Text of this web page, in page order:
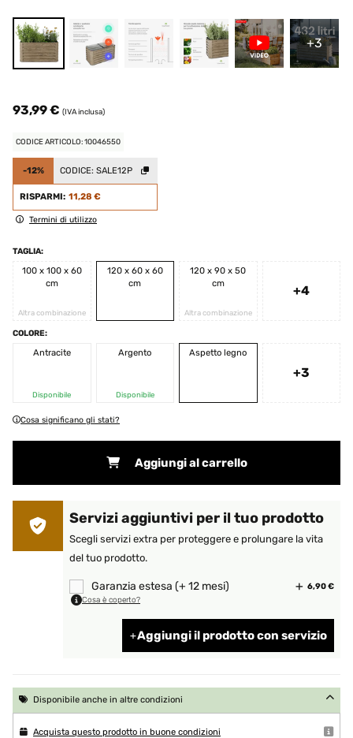
+3
93,99 € (IVA inclusa)
CODICE ARTICOLO: 10046550
-12% CODICE: SALE12P
RISPARMI: 11,28 €
Termini di utilizzo
TAGLIA:
100 x 100 x 60
cm
Altra combinazione
120 x 60 x 60
cm
120 x 90 x 50
cm
Altra combinazione
+4
COLORE:
Antracite
Disponibile
Argento
Disponibile
Aspetto legno
+3
Cosa significano gli stati?
Aggiungi al carrello
Servizi aggiuntivi per il tuo prodotto
Scegli servizi extra per proteggere e prolungare la vita
del tuo prodotto.
Garanzia estesa (+ 12 mesi) 6,90 €
Cosa è coperto?
Aggiungi il prodotto con servizio
Disponibile anche in altre condizioni
Acquista questo prodotto in buone condizioni